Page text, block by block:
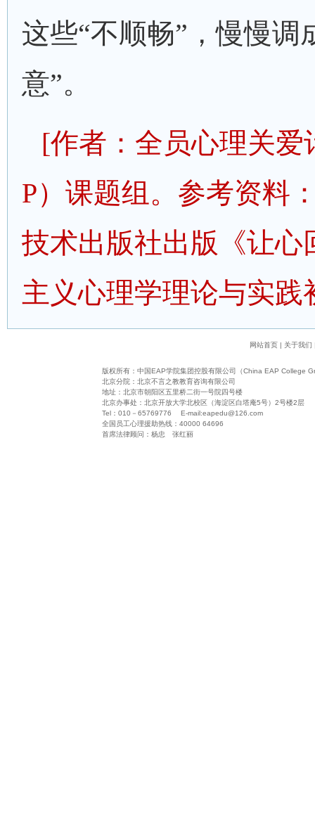
这些“不顺畅”，慢慢调
意”。
[作者：全员心理关爱
P）课题组 。 参考资料
技术出版社出版
《让心
主义心理学理论与实践
网站首页| 关于我们
版权所有： 中国EAP学院集团控股有限公司（China EAP College
北京分院：北京不言之教教育咨询有限公司
地址：北京市朝阳区五里桥二街一号院四号楼
北京办事处：北京开放大学北校区（海淀区白塔庵5号）2号楼2层
Tel：010－65769776 E-mail:eapedu@126.com
全国员工心理援助热线：40000 64696
首席法律顾问：杨忠 张红丽